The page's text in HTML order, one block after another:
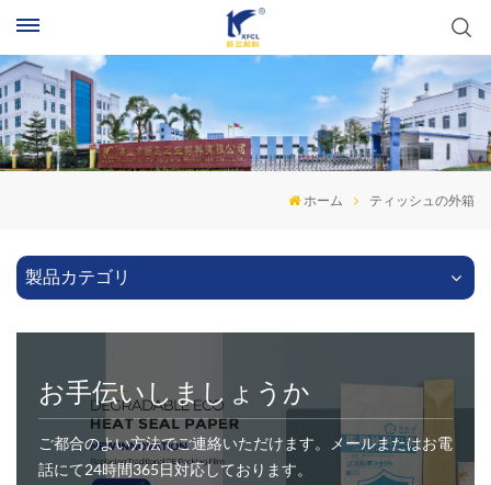
ホーム ティッシュの外箱
製品カテゴリ
お手伝いしましょうか
ご都合のよい方法でご連絡いただけます。メールまたはお電
話にて24時間365日対応しております。